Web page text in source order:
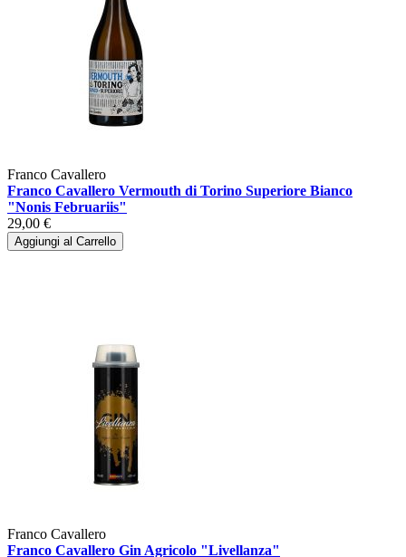
Franco Cavallero
Franco Cavallero Vermouth di Torino Superiore Bianco
"Nonis Februariis"
29,00 €
Aggiungi al Carrello
Franco Cavallero
Franco Cavallero Gin Agricolo "Livellanza"